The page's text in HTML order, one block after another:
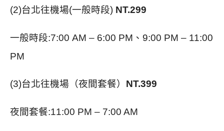
(2)台北往機場(一般時段) NT.299
一般時段:7:00 AM – 6:00 PM、9:00 PM – 11:00
PM
(3)台北往機場（夜間套餐） NT.399
夜間套餐:11:00 PM – 7:00 AM